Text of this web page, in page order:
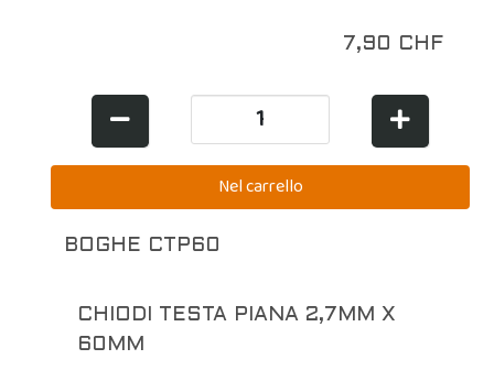
7,90 CHF
BOGHE CTP60
CHIODI TESTA PIANA 2,7MM X
60MM